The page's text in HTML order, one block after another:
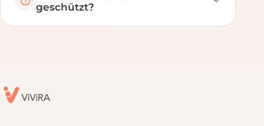
geschützt?